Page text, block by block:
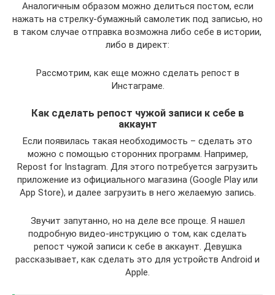
Аналогичным образом можно делиться постом, если
нажать на стрелку-бумажный самолетик под записью, но
в таком случае отправка возможна либо себе в истории,
либо в директ:
Рассмотрим, как еще можно сделать репост в
Инстаграме.
Как сделать репост чужой записи к себе в
аккаунт
Если появилась такая необходимость – сделать это
можно с помощью сторонних программ. Например,
Repost for Instagram. Для этого потребуется загрузить
приложение из официального магазина (Google Play или
App Store), и далее загрузить в него желаемую запись.
Звучит запутанно, но на деле все проще. Я нашел
подробную видео-инструкцию о том, как сделать
репост чужой записи к себе в аккаунт. Девушка
рассказывает, как сделать это для устройств Android и
Apple.